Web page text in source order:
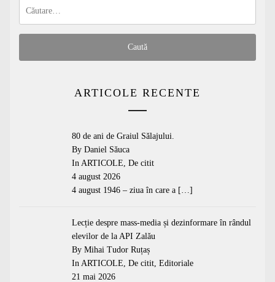
ARTICOLE RECENTE
80 de ani de Graiul Sălajului.
By Daniel Săuca
In ARTICOLE, De citit
4 august 2026
4 august 1946 – ziua în care a […]
Lecție despre mass-media și dezinformare în rândul
elevilor de la API Zalău
By Mihai Tudor Ruțaș
In ARTICOLE, De citit, Editoriale
21 mai 2026